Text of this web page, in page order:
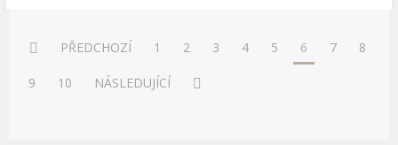
PŘEDCHOZÍ 1 2 3 4 5 6 7 8
9 10 NÁSLEDUJÍCÍ